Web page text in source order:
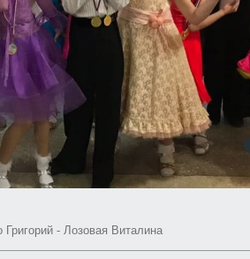
Григорий - Лозовая Виталина